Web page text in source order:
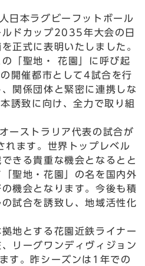
日本ラグビーフットボール
ドカップ2035年大会の日
正式に表明いたしました。
「聖地・ 花園」に呼び起
開催都市として4試合を行
関係団体と緊密に連携しな
誘致に向け、全力で取り組
ーストラリア代表の試合が
れます。世界トップレベル
きる貴重な機会となるとと
聖地・花園」の名を国内外
機会となります。今後も積
試合を誘致し、地域活性化
地とする花園近鉄ライナー
リーグワンディヴィジョン
す。昨シーズンは1年での